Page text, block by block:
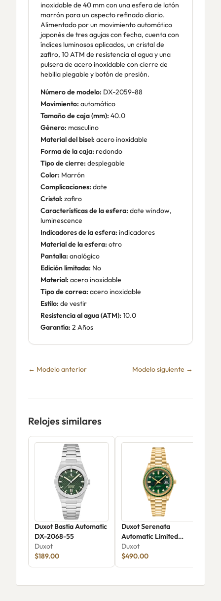
inoxidable de 40 mm con una esfera de latón
marrón para un aspecto refinado diario.
Alimentado por un movimiento automático
japonés de tres agujas con fecha, cuenta con
índices luminosos aplicados, un cristal de
zafiro, 10 ATM de resistencia al agua y una
pulsera de acero inoxidable con cierre de
hebilla plegable y botón de presión.
Número de modelo: DX-2059-88
Movimiento: automático
Tamaño de caja (mm): 40.0
Género: masculino
Material del bisel: acero inoxidable
Forma de la caja: redondo
Tipo de cierre: desplegable
Color: Marrón
Complicaciones: date
Cristal: zafiro
Características de la esfera: date window,
luminescence
Indicadores de la esfera: indicadores
Material de la esfera: otro
Pantalla: analógico
Edición limitada: No
Material: acero inoxidable
Tipo de correa: acero inoxidable
Estilo: de vestir
Resistencia al agua (ATM): 10.0
Garantía: 2 Años
← Modelo anterior Modelo siguiente →
Relojes similares
Duxot Bastia Automatic
DX-2068-55
Duxot
$189.00
Duxot Serenata
Automatic Limited
Edition Chrysoprase
DX-2058-FF
Duxot
$490.00